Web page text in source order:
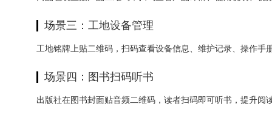
场景三：工地设备管理
工地铭牌上贴二维码，扫码查看设备信息、维护记录、操作手
场景四：图书扫码听书
出版社在图书封面贴音频二维码，读者扫码即可听书，提升阅